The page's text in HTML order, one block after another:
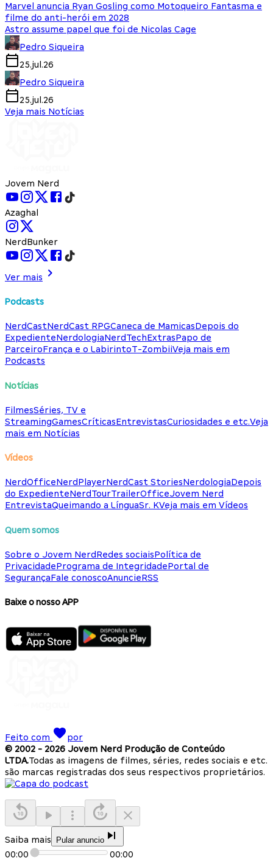
Marvel anuncia Ryan Gosling como Motoqueiro Fantasma e
filme do anti-herói em 2028
Astro assume papel que foi de Nicolas Cage
Pedro Siqueira
25.jul.26
Pedro Siqueira
25.jul.26
Veja mais Notícias
Jovem Nerd
Azaghal
NerdBunker
Ver mais
Podcasts
NerdCastNerdCast RPGCaneca de MamicasDepois do
ExpedienteNerdologiaNerdTechExtrasPapo de
ParceiroFrança e o LabirintoT-ZombiiVeja mais em
Podcasts
Notícias
FilmesSéries, TV e
StreamingGamesCríticasEntrevistasCuriosidades e etc.Veja
mais em Notícias
Vídeos
NerdOfficeNerdPlayerNerdCast StoriesNerdologiaDepois
do ExpedienteNerdTourTrailerOfficeJovem Nerd
EntrevistaQueimando a LínguaSr. KVeja mais em Vídeos
Quem somos
Sobre o Jovem NerdRedes sociaisPolítica de
PrivacidadePrograma de IntegridadePortal de
SegurançaFale conoscoAnuncieRSS
Baixe o nosso APP
Feito com
por
© 2002 - 2026 Jovem Nerd Produção de Conteúdo
LTDA.Todas as imagens de filmes, séries, redes sociais e etc.
são marcas registradas dos seus respectivos proprietários.
Saiba mais Pular anuncio
00:00 00:00